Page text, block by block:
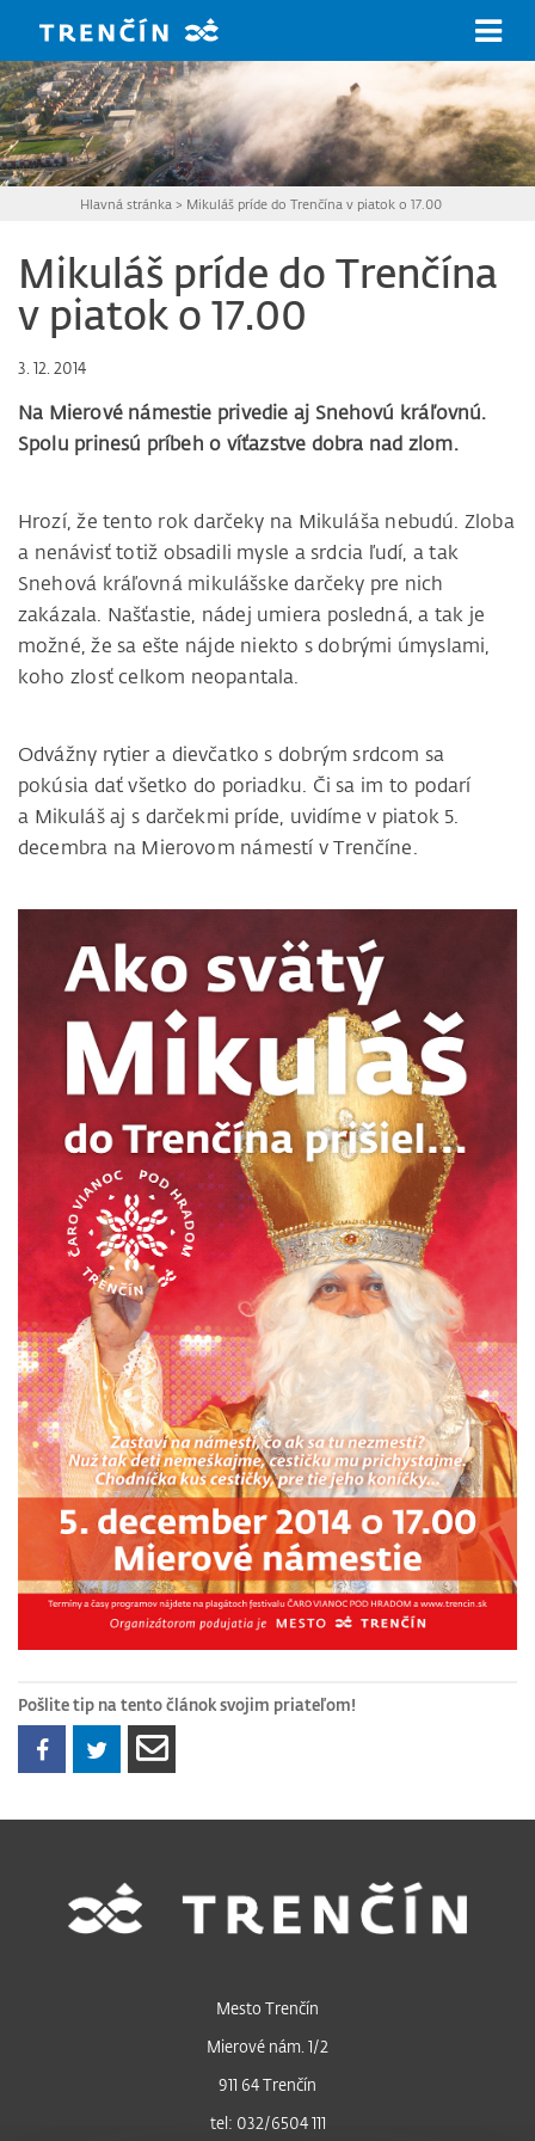
Hlavná stránka > Mikuláš príde do Trenčína v piatok o 17.00
Mikuláš príde do Trenčína
v piatok o 17.00
3. 12. 2014
Na Mierové námestie privedie aj Snehovú kráľovnú.
Spolu prinesú príbeh o víťazstve dobra nad zlom.
Hrozí, že tento rok darčeky na Mikuláša nebudú. Zloba
a nenávisť totiž obsadili mysle a srdcia ľudí, a tak
Snehová kráľovná mikulášske darčeky pre nich
zakázala. Našťastie, nádej umiera posledná, a tak je
možné, že sa ešte nájde niekto s dobrými úmyslami,
koho zlosť celkom neopantala.
Odvážny rytier a dievčatko s dobrým srdcom sa
pokúsia dať všetko do poriadku. Či sa im to podarí
a Mikuláš aj s darčekmi príde, uvidíme v piatok 5.
decembra na Mierovom námestí v Trenčíne.
Pošlite tip na tento článok svojim priateľom!
Mesto Trenčín
Mierové nám. 1/2
911 64 Trenčín
tel: 032/6504 111